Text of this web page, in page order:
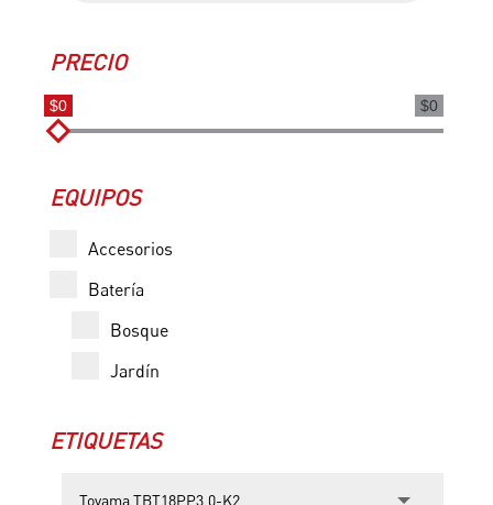
PRECIO
$0
$0
EQUIPOS
Accesorios
Batería
Bosque
Jardín
ETIQUETAS